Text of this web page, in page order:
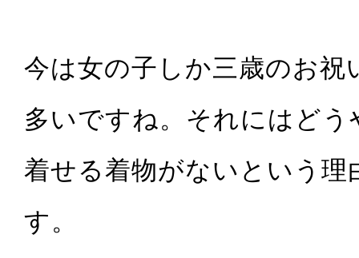
今は女の子しか三歳のお
多いですね。それにはど
着せる着物がないという
す。